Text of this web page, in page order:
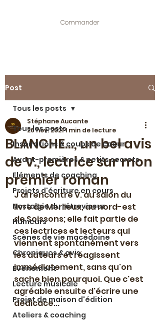
Commander
Post
Tous les posts
Inspirations & coups de coeur
Avant-premières & petits secrets
Eléments de coaching
Projets d'écriture en cours
Nostalgie du rétroviseur
Humeurs
Scènes de vie macédoine
Chroniques & avis
Evénement
Lecture musicale
Projet de maison d'édition
Ateliers & coaching
Tous les posts
BLANCHE..., un bel avis
de V., lectrice sur mon
premier roman
Stéphane Aucante
26 nov. 20211 min de lecture
J'ai rencontré V. au salon du
livre de Merlieux, au nord-est
de Soissons; elle fait partie de
ces lectrices et lecteurs qui
viennent spontanément vers
les auteurs et réagissent
immédiatement, sans qu'on
sache bien pourquoi. Que c'est
agréable ensuite d'écrire une
dédicace...